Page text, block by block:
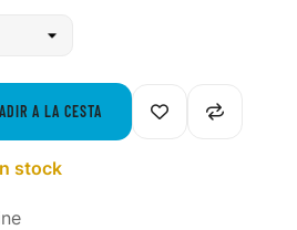
A LA CESTA
stock